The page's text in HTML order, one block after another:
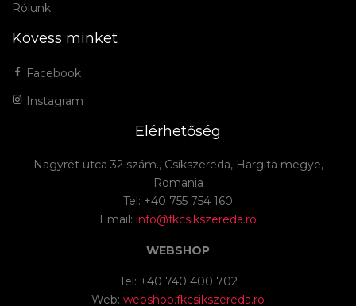
Rólunk
Kövess minket
Facebook
Instagram
Elérhetőség
Nagyrét utca 32 szám., Csíkszereda, Hargita megye,
Romania
Tel: +40 755 754 160
Email: info@fkcsikszereda.ro
WEBSHOP
Tel: +40 740 400 702
Web: webshop.fkcsikszereda.ro